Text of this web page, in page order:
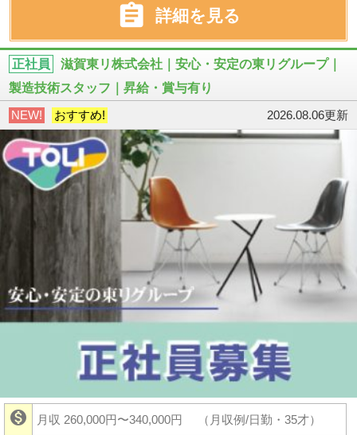
 詳細を見る
正社員
滋賀東リ株式会社｜安心・安定の東リグループ｜
製造技術スタッフ｜昇給・賞与有り
NEW!
おすすめ! 2026.08.06更新
 月収 260,000円〜340,000円 （月収例/日勤・35才）